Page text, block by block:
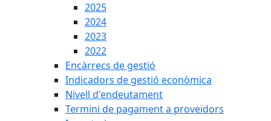
2025
2024
2023
2022
Encàrrecs de gestió
Indicadors de gestió econòmica
Nivell d'endeutament
Termini de pagament a proveïdors